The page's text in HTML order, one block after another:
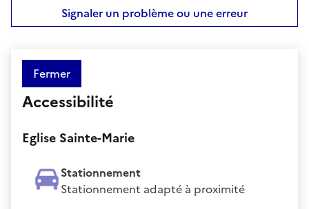
Signaler un problème ou une erreur
Fermer
Accessibilité
Eglise Sainte-Marie
Stationnement
Stationnement adapté à proximité